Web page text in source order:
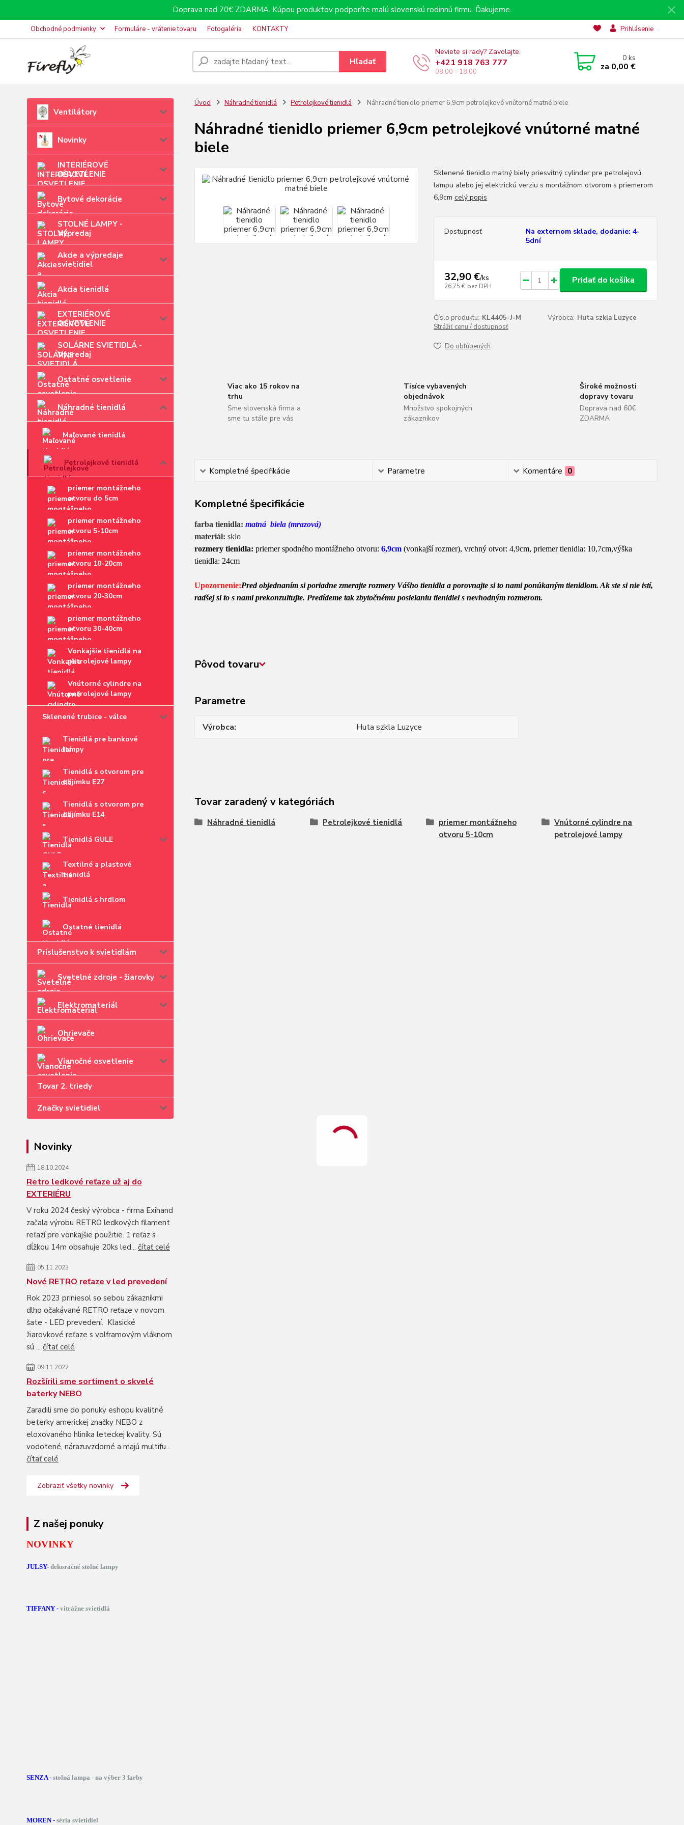
Doprava nad 70€ ZDARMA. Kúpou produktov podporíte malú slovenskú rodinnú firmu. Ďakujeme.
Obchodné podmienky Formuláre - vrátenie tovaru Fotogaléria KONTAKTY Prihlásenie
Hľadať
Neviete si rady? Zavolajte.
+421 918 763 777
08.00 - 18.00
0ks
za 0,00 €
Ventilátory
Novinky
INTERIÉROVÉ
OSVETLENIE
Bytové dekorácie
STOLNÉ LAMPY -
Výpredaj
Akcie a výpredaje
svietidiel
Akcia tienidlá
EXTERIÉROVÉ
OSVETLENIE
SOLÁRNE SVIETIDLÁ -
Výpredaj
Ostatné osvetlenie
Náhradné tienidlá
Maľované tienidlá
Petrolejkové tienidlá
priemer montážneho
otvoru do 5cm
priemer montážneho
otvoru 5-10cm
priemer montážneho
otvoru 10-20cm
priemer montážneho
otvoru 20-30cm
priemer montážneho
otvoru 30-40cm
Vonkajšie tienidlá na
petrolejové lampy
Vnútorné cylindre na
petrolejové lampy
Sklenené trubice - válce
Tienidlá pre bankové
lampy
Tienidlá s otvorom pre
objímku E27
Tienidlá s otvorom pre
objímku E14
Tienidlá GULE
Textilné a plastové
tienidlá
Tienidlá s hrdlom
Ostatné tienidlá
Príslušenstvo k svietidlám
Svetelné zdroje - žiarovky
Elektromateriál
Ohrievače
Vianočné osvetlenie
Tovar 2. triedy
Značky svietidiel
Novinky
18.10.2024
Retro ledkové reťaze už aj do
EXTERIÉRU
V roku 2024 český výrobca - firma Exihand
začala výrobu RETRO ledkových filament
reťazí pre vonkajšie použitie. 1 reťaz s
dĺžkou 14m obsahuje 20ks led... čítať celé
05.11.2023
Nové RETRO reťaze v led prevedení
Rok 2023 priniesol so sebou zákazníkmi
dlho očakávané RETRO reťaze v novom
šate - LED prevedení. Klasické
žiarovkové reťaze s volframovým vláknom
sú ... čítať celé
09.11.2022
Rozšírili sme sortiment o skvelé
baterky NEBO
Zaradili sme do ponuky eshopu kvalitné
beterky americkej značky NEBO z
eloxovaného hliníka leteckej kvality. Sú
vodotené, nárazuvzdorné a majú multifu...
čítať celé
Zobraziť všetky novinky
Z našej ponuky
NOVINKY
JULSY- dekoračné stolné lampy
TIFFANY - vitrážne svietidlá
SENZA - stolná lampa - na výber 3 farby
MOREN - séria svietidiel
Úvod Náhradné tienidlá Petrolejkové tienidlá Náhradné tienidlo priemer 6,9cm petrolejkové vnútorné matné biele
Náhradné tienidlo priemer 6,9cm petrolejkové vnútorné matné
biele
Sklenené tienidlo matný biely priesvitný cylinder pre petrolejovú
lampu alebo jej elektrickú verziu s montážnom otvorom s priemerom
6,9cm celý popis
Dostupnosť
Na externom sklade, dodanie: 4-
5dní
32,90 €/ks
26,75 € bez DPH
Pridať do košíka
Číslo produktu: KL4405-J-M Výrobca: Huta szkla Luzyce
Strážiť cenu / dostupnosť
Do obľúbených
Viac ako 15 rokov na
trhu
Sme slovenská firma a
sme tu stále pre vás
Tisíce vybavených
objednávok
Množstvo spokojných
zákazníkov
Široké možnosti
dopravy tovaru
Doprava nad 60€
ZDARMA
Kompletné špecifikácie Parametre Komentáre 0
Kompletné špecifikácie
farba tienidla: matná biela (mrazová)
materiál: sklo
rozmery tienidla: priemer spodného montážneho otvoru: 6,9cm(vonkajší rozmer), vrchný otvor: 4,9cm, priemer tienidla: 10,7cm,výška
tienidla: 24cm
Upozornenie:Pred objednaním si poriadne zmerajte rozmery Vášho tienidla a porovnajte si to nami ponúkaným tienidlom. Ak ste si nie istí,
radšej si to s nami prekonzultujte. Predídeme tak zbytočnému posielaniu tienidiel s nevhodným rozmerom.
Pôvod tovaru
Parametre
Výrobca Huta szkla Luzyce
Tovar zaradený v kategóriách
Náhradné tienidlá Petrolejkové tienidlá
priemer montážneho
otvoru 5-10cm
Vnútorné cylindre na
petrolejové lampy